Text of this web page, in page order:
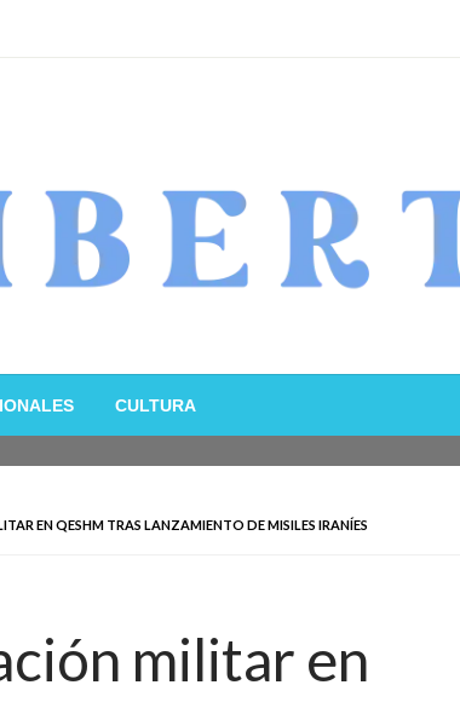
CULTURA
EN QESHM TRAS LANZAMIENTO DE MISILES IRANÍES
militar en